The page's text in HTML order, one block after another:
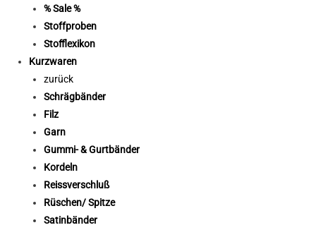
% Sale %
Stoffproben
Stofflexikon
Kurzwaren
zurück
Schrägbänder
Filz
Garn
Gummi- & Gurtbänder
Kordeln
Reissverschluß
Rüschen/ Spitze
Satinbänder